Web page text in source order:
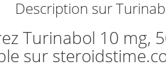
Description sur
Turinabol 10 mg,
sur